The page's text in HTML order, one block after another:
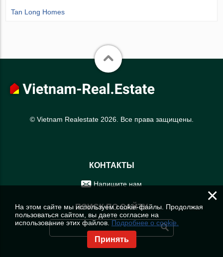
Tan Long Homes
© Vietnam Realestate 2026. Все права защищены.
КОНТАКТЫ
Напишите нам
ПОИСК ПО САЙТУ
×
На этом сайте мы используем cookie-файлы. Продолжая
пользоваться сайтом, вы даете согласие на
использование этих файлов. Подробнее о cookie.
Принять